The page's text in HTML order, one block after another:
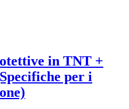
in TNT +
per i